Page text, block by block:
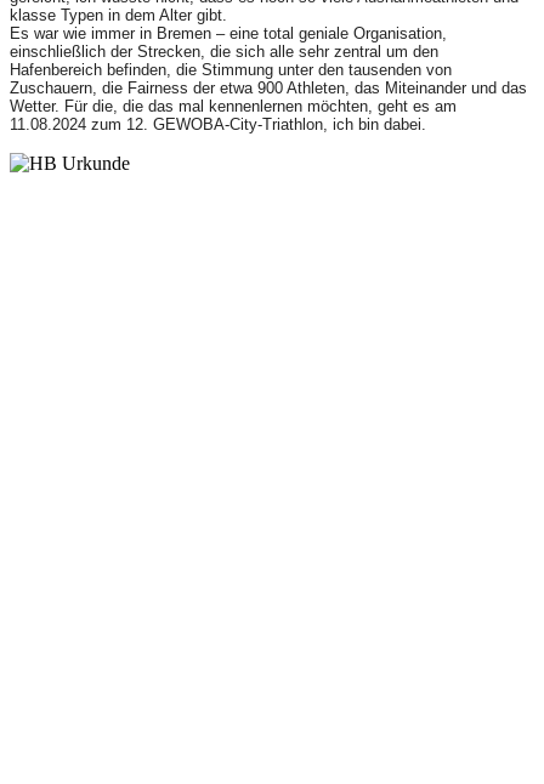
klasse Typen in dem Alter gibt.
Es war wie immer in Bremen – eine total geniale Organisation,
einschließlich der Strecken, die sich alle sehr zentral um den
Hafenbereich befinden, die Stimmung unter den tausenden von
Zuschauern, die Fairness der etwa 900 Athleten, das Miteinander und das
Wetter. Für die, die das mal kennenlernen möchten, geht es am
11.08.2024 zum 12. GEWOBA-City-Triathlon, ich bin dabei.